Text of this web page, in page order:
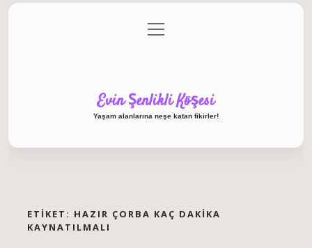
Gizlilik Politikası
menüyü
aç
Evin Şenlikli Köşesi
Yaşam alanlarına neşe katan fikirler!
ETIKET: HAZIR ÇORBA KAÇ DAKIKA
KAYNATILMALI